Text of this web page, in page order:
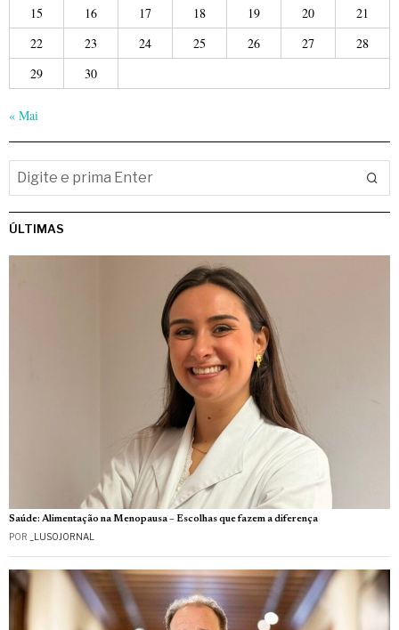
15
16 17 18 19 20
21
22
23 24 25 26 27
28
29
30
« Mai
ÚLTIMAS
Saúde: Alimentação na Menopausa – Escolhas que fazem a diferença
POR _LUSOJORNAL